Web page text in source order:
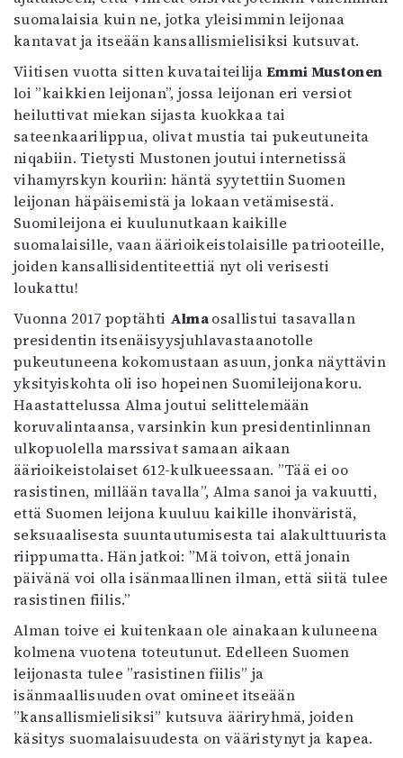
suomalaisia kuin ne, jotka yleisimmin leijonaa
kantavat ja itseään kansallismielisiksi kutsuvat.
Viitisen vuotta sitten kuvataiteilijaEmmi Mustonen
loi ”kaikkien leijonan”, jossa leijonan eri versiot
heiluttivat miekan sijasta kuokkaa tai
sateenkaarilippua, olivat mustia tai pukeutuneita
niqabiin. Tietysti Mustonen joutui internetissä
vihamyrskyn kouriin: häntä syytettiin Suomen
leijonan häpäisemistä ja lokaan vetämisestä.
Suomileijona ei kuulunutkaan kaikille
suomalaisille, vaan äärioikeistolaisille patriooteille,
joiden kansallisidentiteettiä nyt oli verisesti
loukattu!
Vuonna 2017 poptähti Almaosallistui tasavallan
presidentin itsenäisyysjuhlavastaanotolle
pukeutuneena kokomustaan asuun, jonka näyttävin
yksityiskohta oli iso hopeinen Suomileijonakoru.
Haastattelussa Alma joutui selittelemään
koruvalintaansa, varsinkin kun presidentinlinnan
ulkopuolella marssivat samaan aikaan
äärioikeistolaiset 612-kulkueessaan. ”Tää ei oo
rasistinen, millään tavalla”, Alma sanoi ja vakuutti,
että Suomen leijona kuuluu kaikille ihonväristä,
seksuaalisesta suuntautumisesta tai alakulttuurista
riippumatta. Hän jatkoi: ”Mä toivon, että jonain
päivänä voi olla isänmaallinen ilman, että siitä tulee
rasistinen fiilis.”
Alman toive ei kuitenkaan ole ainakaan kuluneena
kolmena vuotena toteutunut. Edelleen Suomen
leijonasta tulee ”rasistinen fiilis” ja
isänmaallisuuden ovat omineet itseään
”kansallismielisiksi” kutsuva ääriryhmä, joiden
käsitys suomalaisuudesta on vääristynyt ja kapea.